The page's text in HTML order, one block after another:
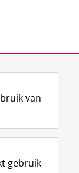
Y
o
T
van
gebruik